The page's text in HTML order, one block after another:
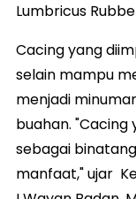
Lumbricus
Cacing yang
selain mampu
menjadi
buahan.
sebagai
manfaat," ujar